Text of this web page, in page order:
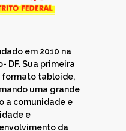
em 2010 na
DF. Sua primeira
formato tabloide,
uma grande
a comunidade e
e
da